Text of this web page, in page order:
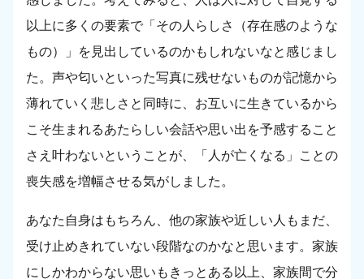
以上に多くの要素で「その人らしさ（存在感のような
もの）」を見出しているのかもしれないなと感じまし
た。声や匂いといった写真に残せないものが記憶から
薄れていく悲しさと同時に、お互いに生きているから
こそ生まれるあたらしい会話や思い出を予感すること
さえ叶わないということが、「人が亡くなる」ことの
喪失感を増幅させる気がしました。
あなた自身はもちろん、他の家族や近しい人もまだ、
受け止めきれていない段階なのかなと思います。家族
にしかわからない思いもきっとある以上、家族間で分